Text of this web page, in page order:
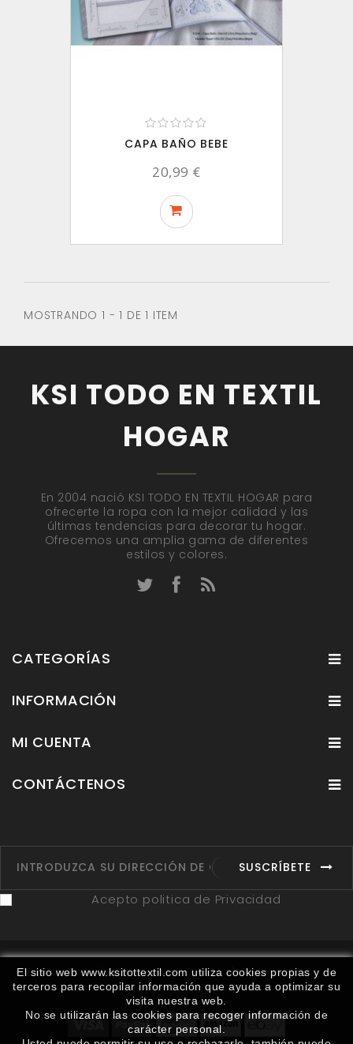
CAPA BAÑO BEBE
20,99 €
MOSTRANDO 1 - 1 DE 1 ITEM
KSI TODO EN TEXTIL
HOGAR
En 2004 nació KSI TODO EN TEXTIL HOGAR para
ofrecerte la ropa con la mejor calidad y las
últimas tendencias para decorar tu hogar.
Ofrecemos una amplia gama de diferentes
estilos y colores.
CATEGORÍAS
INFORMACIÓN
MI CUENTA
CONTÁCTENOS
El sitio web www.ksitottextil.com utiliza cookies propias y de
terceros para recopilar información que ayuda a optimizar su
visita nuestra web.
No se utilizarán las cookies para recoger información de
carácter personal.
SUSCRÍBETE
Acepto politica de Privacidad
Fabricantes Proveedores Ruta
Contáctenos
Mapa del sitio